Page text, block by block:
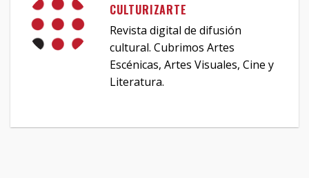
CULTURIZARTE
Revista digital de difusión
cultural. Cubrimos Artes
Escénicas, Artes Visuales, Cine y
Literatura.